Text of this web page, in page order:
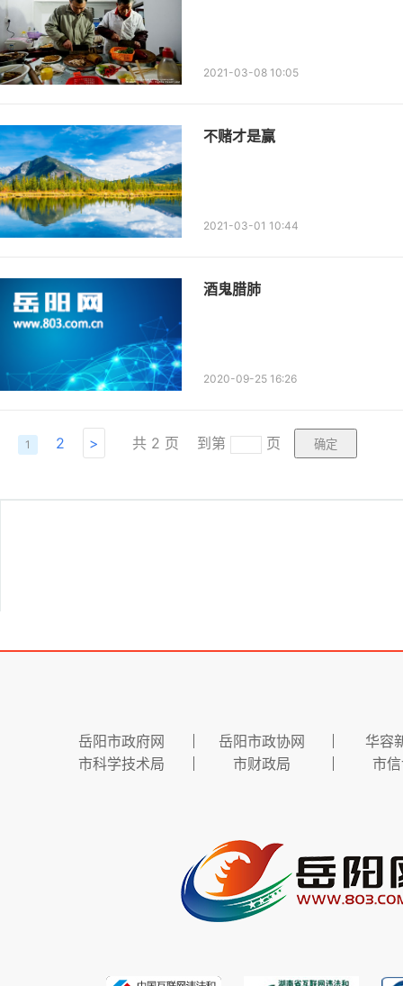
2021-03-08 10:05
不赌才是赢
2021-03-01 10:44
酒鬼腊肺
2020-09-25 16:26
1 2 > 共 2 页 到第 页
岳阳市政府网 岳阳市政协网
华容
市科学技术局
市财政局 市